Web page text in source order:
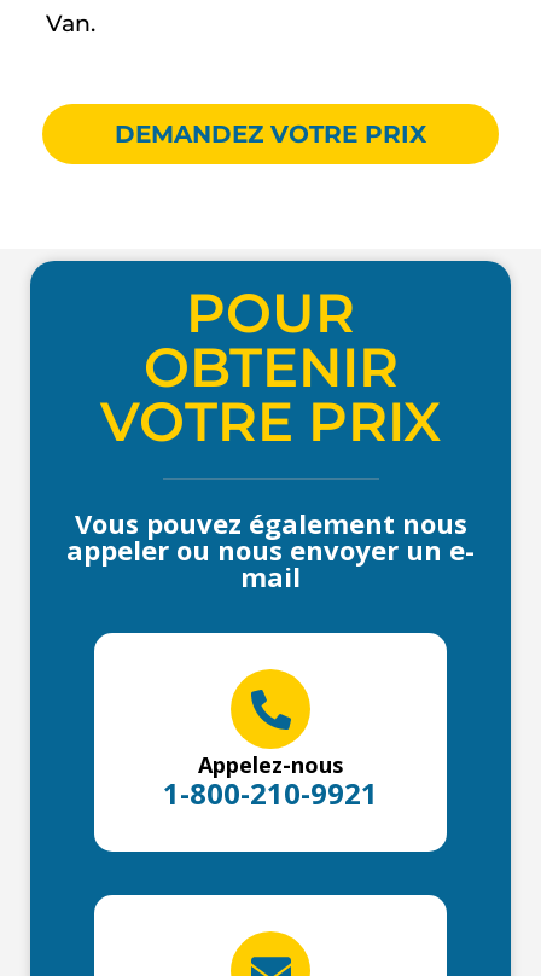
Van.
DEMANDEZ VOTRE PRIX
POUR
OBTENIR
VOTRE PRIX
Vous pouvez également nous
appeler ou nous envoyer un e-
mail
Appelez-nous
1-800-210-9921